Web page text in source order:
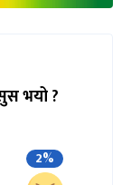
भयो ?
2%